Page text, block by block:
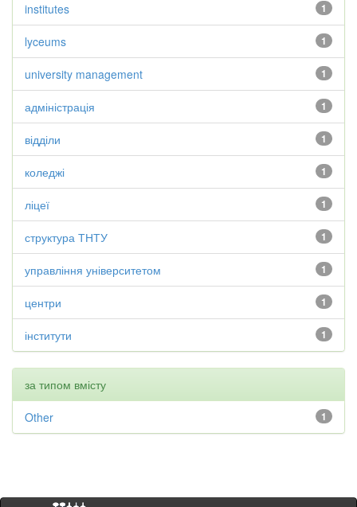
1
institutes
1
lyceums
1
university management
1
адміністрація
1
відділи
1
коледжі
1
ліцеї
1
структура ТНТУ
1
управління університетом
1
центри
1
інститути
за типом вмісту
1
Other